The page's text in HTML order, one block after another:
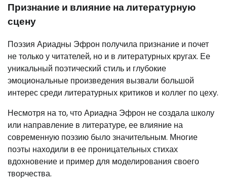
Признание и влияние на литературную
сцену
Поэзия Ариадны Эфрон получила признание и почет
не только у читателей, но и в литературных кругах. Ее
уникальный поэтический стиль и глубокие
эмоциональные произведения вызвали большой
интерес среди литературных критиков и коллег по цеху.
Несмотря на то, что Ариадна Эфрон не создала школу
или направление в литературе, ее влияние на
современную поэзию было значительным. Многие
поэты находили в ее проницательных стихах
вдохновение и пример для моделирования своего
творчества.